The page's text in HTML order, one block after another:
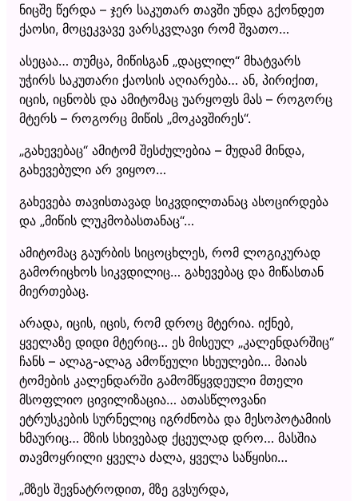
ნიცშე წერდა – ჯერ საკუთარ თავში უნდა გქონდეთ
ქაოსი, მოცეკვავე ვარსკვლავი რომ შვათო…
ასეცაა… თუმცა, მიწისგან „დაცლილ“ მხატვარს
უჭირს საკუთარი ქაოსის აღიარება… ან, პირიქით,
იცის, იცნობს და ამიტომაც უარყოფს მას – როგორც
მტერს – როგორც მიწის „მოკავშირეს“.
„გახევებაც“ ამიტომ შესძულებია – მუდამ მინდა,
გახევებული არ ვიყოო…
გახევება თავისთავად სიკვდილთანაც ასოცირდება
და „მიწის ლუკმობასთანაც“…
ამიტომაც გაურბის სიცოცხლეს, რომ ლოგიკურად
გამორიცხოს სიკვდილიც… გახევებაც და მიწასთან
მიერთებაც.
არადა, იცის, იცის, რომ დროც მტერია. იქნებ,
ყველაზე დიდი მტერიც… ეს მისეულ „კალენდარშიც“
ჩანს – ალაგ-ალაგ ამოწეული სხეულები… მაიას
ტომების კალენდარში გამომწყვდეული მთელი
მსოფლიო ცივილიზაცია… ათასწლოვანი
ეტრუსკების სურნელიც იგრძნობა და მესოპოტამიის
ხმაურიც… მზის სხივებად ქცეულად დრო… მასშია
თავმოყრილი ყველა ძალა, ყველა საწყისი…
„მზეს შევნატროდით, მზე გვსურდა,